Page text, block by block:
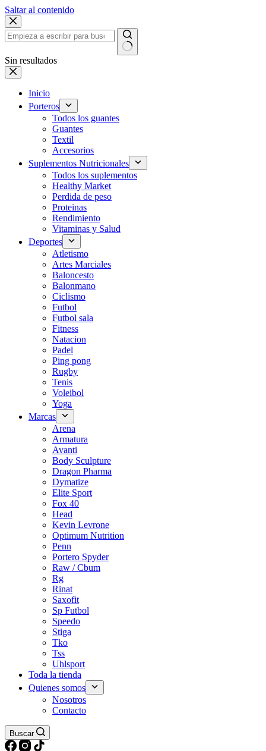
Saltar al contenido
Sin resultados
Inicio
Porteros
Todos los guantes
Guantes
Textil
Accesorios
Suplementos Nutricionales
Todos los suplementos
Healthy Market
Perdida de peso
Proteinas
Rendimiento
Vitaminas y Salud
Deportes
Atletismo
Artes Marciales
Baloncesto
Balonmano
Ciclismo
Futbol
Futbol sala
Fitness
Natacion
Padel
Ping pong
Rugby
Tenis
Voleibol
Yoga
Marcas
Arena
Armatura
Avanti
Body Sculpture
Dragon Pharma
Dymatize
Elite Sport
Fox 40
Head
Kevin Levrone
Optimum Nutrition
Penn
Portero Spyder
Raw / Cbum
Rg
Rinat
Saxofit
Sp Futbol
Speedo
Stiga
Tko
Tss
Uhlsport
Toda la tienda
Quienes somos
Nosotros
Contacto
Buscar